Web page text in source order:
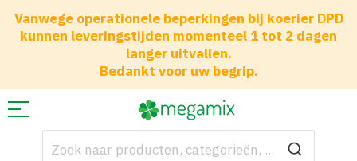
Vanwege operationele beperkingen bij koerier DPD
kunnen leveringstijden momenteel 1 tot 2 dagen
langer uitvallen.
Bedankt voor uw begrip.